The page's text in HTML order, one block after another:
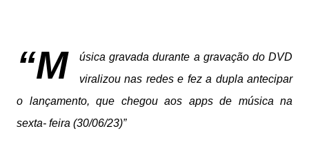
“M
úsica gravada durante a gravação do DVD
viralizou nas redes e fez a dupla antecipar
o lançamento, que chegou aos apps de música na
sexta- feira (30/06/23)”